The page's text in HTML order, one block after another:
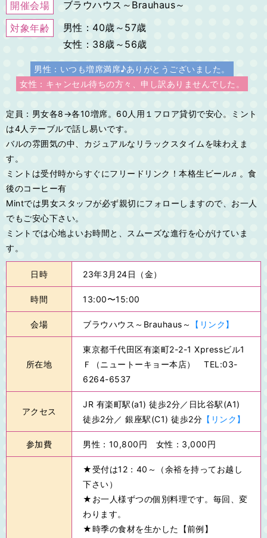
開催会場
ブラウハウス～Brauhaus～
対象年齢
男性：40歳～57歳
女性：38歳～56歳
男性：いつも増席満席♪ありがとうございました。
女性：キャンセル待ちの方々、申し訳ありませんでした。
定員：男女各8→各10増席。60人用１フロア貸切で安心。ミント
は4人テーブルで話し易いです。
バルの雰囲気の中、カジュアルなリラックスタイムを味わえま
す。
ミントは受付時からすぐにフリードリンク！本格生ビール♬。食
後のコーヒー有
Mintでは男女スタッフが必ず親切にフォローしますので、お一人
でもご安心下さい。
ミントでは心地よいお時間と、スムーズな進行を心がけていま
す。
日時 23年3月24日（金）
時間 13:00〜15:00
会場 ブラウハウス～Brauhaus～ 【リンク】
所在地
東京都千代田区有楽町2-2-1 Xpressビル1
Ｆ（ニュートーキョー本店） TEL:03-
6264-6537
アクセス
JR 有楽町駅(a1) 徒歩2分／日比谷駅(A1)
徒歩2分／ 銀座駅(C1) 徒歩2分 【リンク】
参加費 男性：10,800円 女性：3,000円
★受付は12：40～（余裕を持ってお越し
下さい）
★お一人様ずつの個別料理です。毎回、変
わります。
★時季の食材を生かした【前例】